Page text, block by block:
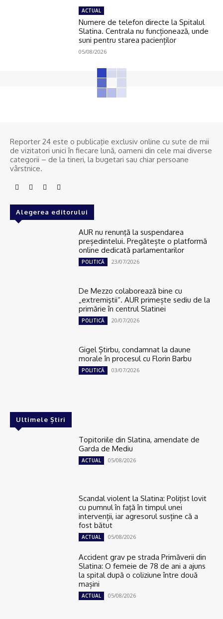
ACTUAL
Numere de telefon directe la Spitalul
Slatina. Centrala nu funcționează, unde
suni pentru starea pacienților
05/08/2026
Reporter 24 este o publicaţie exclusiv online cu sute de mii
de vizitatori unici în fiecare lună, oameni din cele mai diverse
categorii – de la tineri, la bugetari sau chiar persoane
vârstnice.
Alegerea editorului
AUR nu renunţă la suspendarea
președintelui. Pregătește o platformă
online dedicată parlamentarilor
POLITICĂ 23/07/2026
De Mezzo colaborează bine cu
„extremiştii“. AUR primește sediu de la
primărie în centrul Slatinei
POLITICĂ 20/07/2026
Gigel Știrbu, condamnat la daune
morale în procesul cu Florin Barbu
POLITICĂ 03/07/2026
Ultimele Știri
Topitoriile din Slatina, amendate de
Garda de Mediu
ACTUAL 05/08/2026
Scandal violent la Slatina: Polițist lovit
cu pumnul în față în timpul unei
intervenții, iar agresorul susține că a
fost bătut
ACTUAL 05/08/2026
Accident grav pe strada Primăverii din
Slatina: O femeie de 78 de ani a ajuns
la spital după o coliziune între două
mașini
ACTUAL 05/08/2026